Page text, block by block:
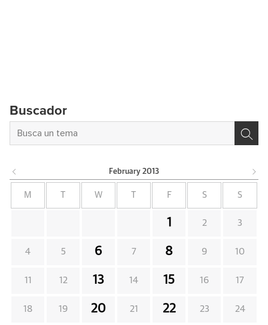
Buscador
February 2013
M W F S S
1 2 3
4 5 6 7 8 9 10
11 12 13 14 15 16 17
18 19 20 21 22 23 24